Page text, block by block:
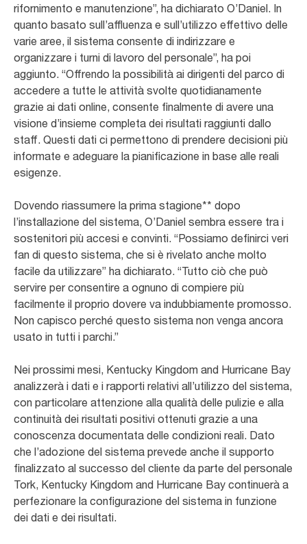
rifornimento e manutenzione”, ha dichiarato O’Daniel. In
quanto basato sull’affluenza e sull’utilizzo effettivo delle
varie aree, il sistema consente di indirizzare e
organizzare i turni di lavoro del personale”, ha poi
aggiunto. “Offrendo la possibilità ai dirigenti del parco di
accedere a tutte le attività svolte quotidianamente
grazie ai dati online, consente finalmente di avere una
visione d’insieme completa dei risultati raggiunti dallo
staff. Questi dati ci permettono di prendere decisioni più
informate e adeguare la pianificazione in base alle reali
esigenze.
Dovendo riassumere la prima stagione** dopo
l’installazione del sistema, O’Daniel sembra essere tra i
sostenitori più accesi e convinti. “Possiamo definirci veri
fan di questo sistema, che si è rivelato anche molto
facile da utilizzare” ha dichiarato. “Tutto ciò che può
servire per consentire a ognuno di compiere più
facilmente il proprio dovere va indubbiamente promosso.
Non capisco perché questo sistema non venga ancora
usato in tutti i parchi.”
Nei prossimi mesi, Kentucky Kingdom and Hurricane Bay
analizzerà i dati e i rapporti relativi all’utilizzo del sistema,
con particolare attenzione alla qualità delle pulizie e alla
continuità dei risultati positivi ottenuti grazie a una
conoscenza documentata delle condizioni reali. Dato
che l’adozione del sistema prevede anche il supporto
finalizzato al successo del cliente da parte del personale
Tork, Kentucky Kingdom and Hurricane Bay continuerà a
perfezionare la configurazione del sistema in funzione
dei dati e dei risultati.